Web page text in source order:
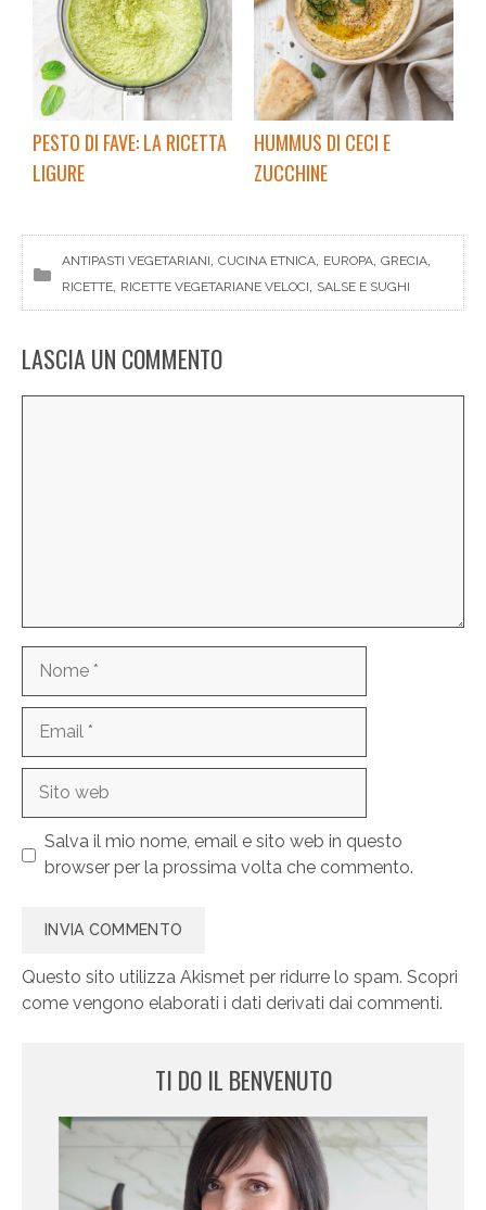
PESTO DI FAVE: LA RICETTA
LIGURE
HUMMUS DI CECI E
ZUCCHINE
ANTIPASTI VEGETARIANI, CUCINA ETNICA, EUROPA, GRECIA
RICETTE, RICETTE VEGETARIANE VELOCI, SALSE E SUGHI
LASCIA UN COMMENTO
web
Salva il mio nome, email e sito web in questo
browser per la prossima volta che commento.
Questo sito utilizza Akismet per ridurre lo spam. Scopri
come vengono elaborati i dati derivati dai commenti.
TI DO IL BENVENUTO